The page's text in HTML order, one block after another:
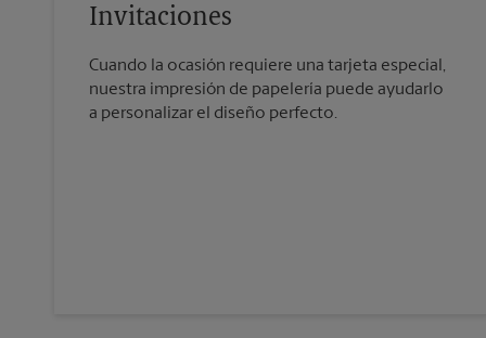
Invitaciones
Cuando la ocasión requiere una tarjeta especial,
nuestra impresión de papelería puede ayudarlo
a personalizar el diseño perfecto.